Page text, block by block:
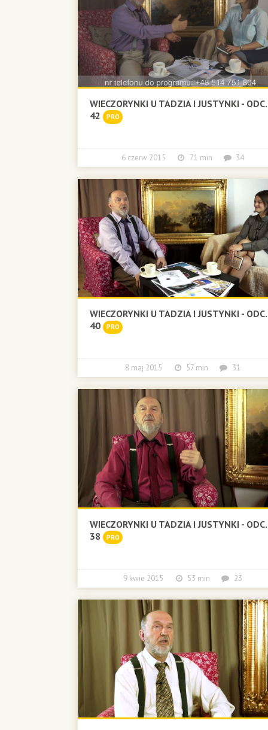
WIECZORYNKI U TADZIA I JUSTYNKI - ODC.
42
PRO
6 czerw 2015 71 min 34
WIECZORYNKI U TADZIA I JUSTYNKI - ODC.
40
PRO
8 maj 2015 57 min 31
WIECZORYNKI U TADZIA I JUSTYNKI - ODC.
38
PRO
9 kwie 2015 53 min 23